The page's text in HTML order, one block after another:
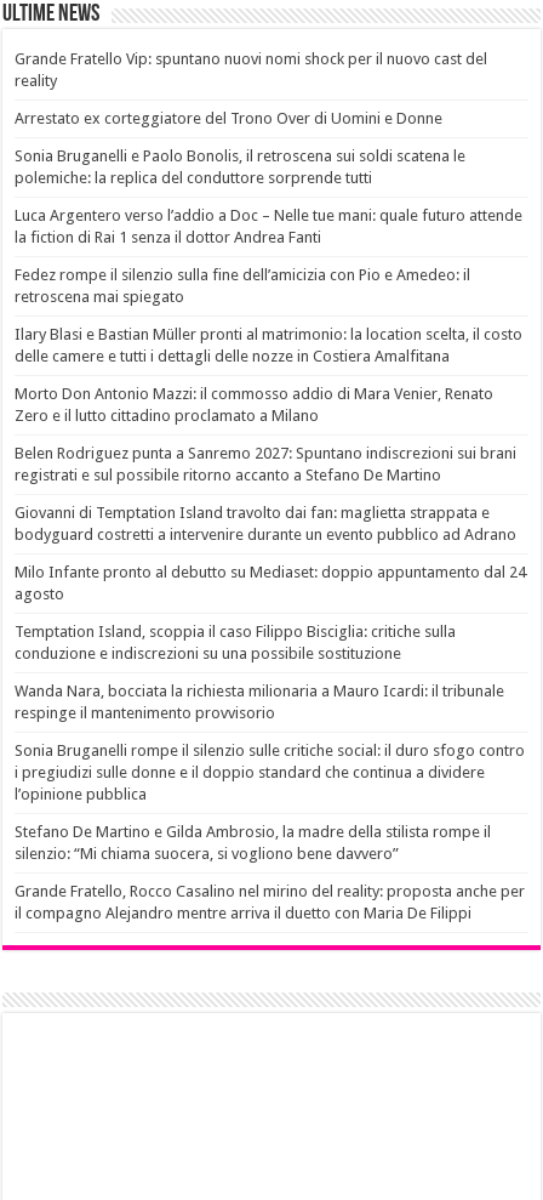
Ultime News
Grande Fratello Vip: spuntano nuovi nomi shock per il nuovo cast del
reality
Arrestato ex corteggiatore del Trono Over di Uomini e Donne
Sonia Bruganelli e Paolo Bonolis, il retroscena sui soldi scatena le
polemiche: la replica del conduttore sorprende tutti
Luca Argentero verso l’addio a Doc – Nelle tue mani: quale futuro attende
la fiction di Rai 1 senza il dottor Andrea Fanti
Fedez rompe il silenzio sulla fine dell’amicizia con Pio e Amedeo: il
retroscena mai spiegato
Ilary Blasi e Bastian Müller pronti al matrimonio: la location scelta, il costo
delle camere e tutti i dettagli delle nozze in Costiera Amalfitana
Morto Don Antonio Mazzi: il commosso addio di Mara Venier, Renato
Zero e il lutto cittadino proclamato a Milano
Belen Rodriguez punta a Sanremo 2027: Spuntano indiscrezioni sui brani
registrati e sul possibile ritorno accanto a Stefano De Martino
Giovanni di Temptation Island travolto dai fan: maglietta strappata e
bodyguard costretti a intervenire durante un evento pubblico ad Adrano
Milo Infante pronto al debutto su Mediaset: doppio appuntamento dal 24
agosto
Temptation Island, scoppia il caso Filippo Bisciglia: critiche sulla
conduzione e indiscrezioni su una possibile sostituzione
Wanda Nara, bocciata la richiesta milionaria a Mauro Icardi: il tribunale
respinge il mantenimento provvisorio
Sonia Bruganelli rompe il silenzio sulle critiche social: il duro sfogo contro
i pregiudizi sulle donne e il doppio standard che continua a dividere
l’opinione pubblica
Stefano De Martino e Gilda Ambrosio, la madre della stilista rompe il
silenzio: “Mi chiama suocera, si vogliono bene davvero”
Grande Fratello, Rocco Casalino nel mirino del reality: proposta anche per
il compagno Alejandro mentre arriva il duetto con Maria De Filippi